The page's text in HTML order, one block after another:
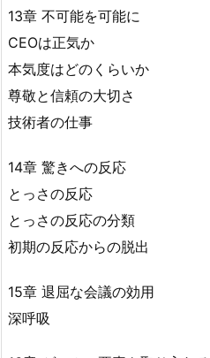
13章 不可能を可能に
CEOは正気か
本気度はどのくらいか
尊敬と信頼の大切さ
技術者の仕事
14章 驚きへの反応
とっさの反応
とっさの反応の分類
初期の反応からの脱出
15章 退屈な会議の効用
深呼吸